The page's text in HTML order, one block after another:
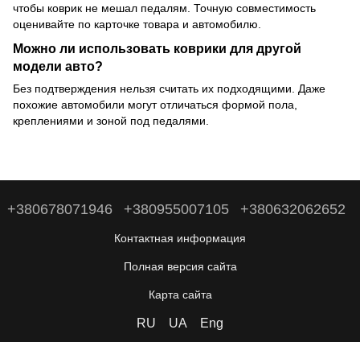
чтобы коврик не мешал педалям. Точную совместимость
оценивайте по карточке товара и автомобилю.
Можно ли использовать коврики для другой
модели авто?
Без подтверждения нельзя считать их подходящими. Даже
похожие автомобили могут отличаться формой пола,
креплениями и зоной под педалями.
+380678071946 +380955007105 +380632062652
Контактная информация
Полная версия сайта
Карта сайта
RU UA Eng